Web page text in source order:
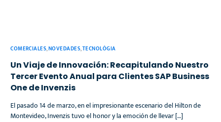
COMERCIALES,NOVEDADES,TECNOLÓGIA
Un Viaje de Innovación: Recapitulando Nuestro
Tercer Evento Anual para Clientes SAP Business
One de Invenzis
El pasado 14 de marzo, en el impresionante escenario del Hilton de
Montevideo, Invenzis tuvo el honor y la emoción de llevar […]